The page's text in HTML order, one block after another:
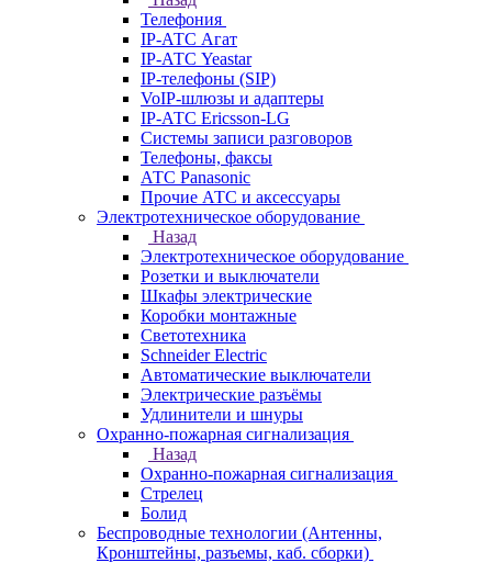
Телефония
IP-АТС Агат
IP-АТС Yeastar
IP-телефоны (SIP)
VoIP-шлюзы и адаптеры
IP-АТС Ericsson-LG
Системы записи разговоров
Телефоны, факсы
АТС Panasonic
Прочие АТС и аксессуары
Электротехническое оборудование
Назад
Электротехническое оборудование
Розетки и выключатели
Шкафы электрические
Коробки монтажные
Светотехника
Schneider Electric
Автоматические выключатели
Электрические разъёмы
Удлинители и шнуры
Охранно-пожарная сигнализация
Назад
Охранно-пожарная сигнализация
Стрелец
Болид
Беспроводные технологии (Антенны,
Кронштейны, разъемы, каб. сборки)